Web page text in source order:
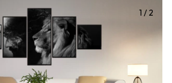
1 / 2